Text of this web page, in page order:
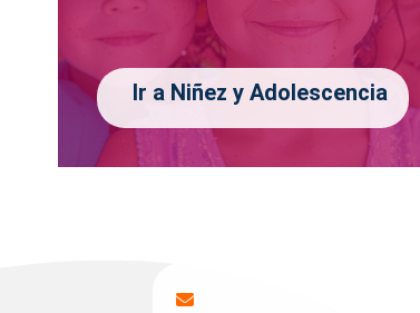
Ir a Niñez y Adolescencia